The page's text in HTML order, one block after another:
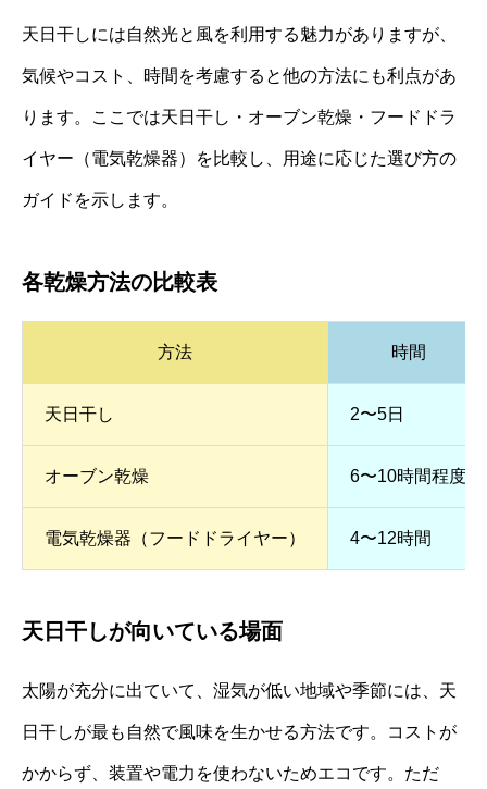
天日干しには自然光と風を利用する魅力がありますが、
気候やコスト、時間を考慮すると他の方法にも利点があ
ります。ここでは天日干し・オーブン乾燥・フードドラ
イヤー（電気乾燥器）を比較し、用途に応じた選び方の
ガイドを示します。
各乾燥方法の比較表
方法 時間
天日干し 2〜5日
オーブン乾燥 6〜10時間程度
電気乾燥器（フードドライヤー） 4〜12時間
天日干しが向いている場面
太陽が充分に出ていて、湿気が低い地域や季節には、天
日干しが最も自然で風味を生かせる方法です。コストが
かからず、装置や電力を使わないためエコです。ただ